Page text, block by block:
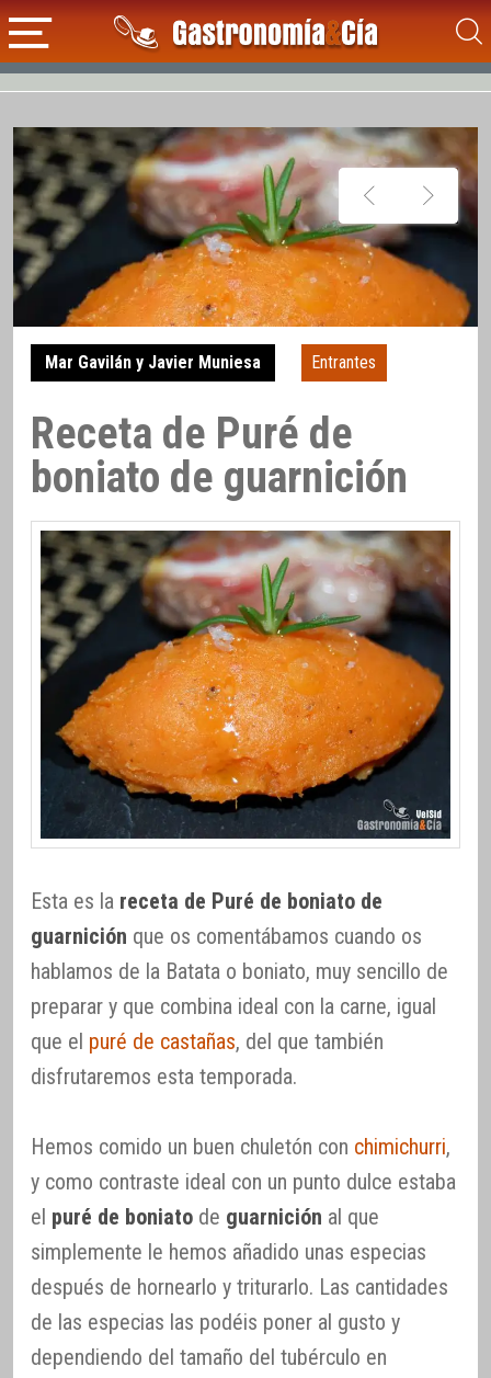
Mar Gavilán y Javier Muniesa Entrantes
Receta de Puré de
boniato de guarnición
Esta es la receta de Puré de boniato de
guarnición que os comentábamos cuando os
hablamos de la Batata o boniato, muy sencillo de
preparar y que combina ideal con la carne, igual
que el puré de castañas, del que también
disfrutaremos esta temporada.
Hemos comido un buen chuletón con chimichurri,
y como contraste ideal con un punto dulce estaba
el puré de boniato de guarnición al que
simplemente le hemos añadido unas especias
después de hornearlo y triturarlo. Las cantidades
de las especias las podéis poner al gusto y
dependiendo del tamaño del tubérculo en